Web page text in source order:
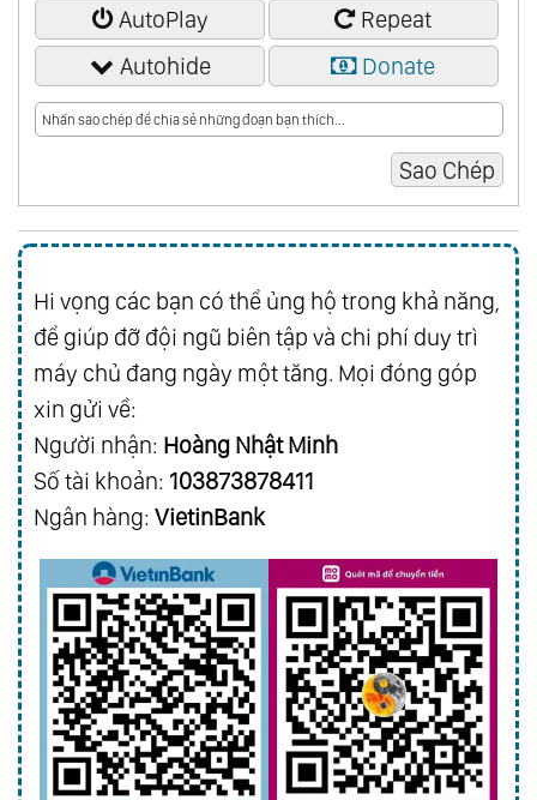
AutoPlay
Repeat
Autohide
Donate
Hi vọng các bạn có thể ủng hộ trong khả năng,
để giúp đỡ đội ngũ biên tập và chi phí duy trì
máy chủ đang ngày một tăng. Mọi đóng góp
xin gửi về:
Người nhận: Hoàng Nhật Minh
Số tài khoản: 103873878411
Ngân hàng: VietinBank